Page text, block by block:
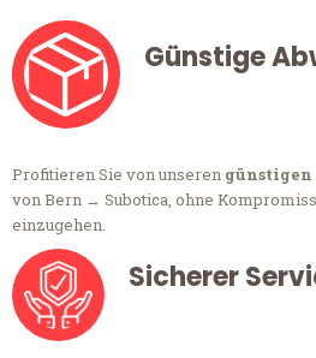
Günstige
Profitieren Sie von unseren günstigen
von Bern → Subotica, ohne
einzugehen.
Sicherer